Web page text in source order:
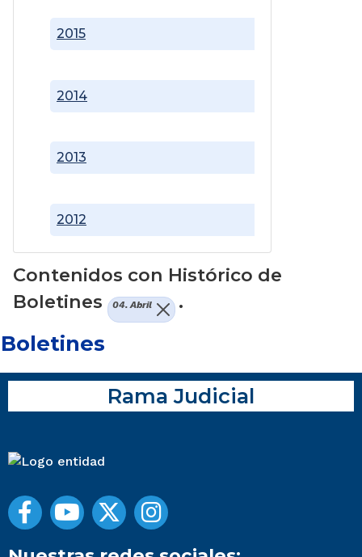
2012
2013
2014
2015
Contenidos con Histórico de
Boletines
04. Abril .
Boletines
Rama Judicial